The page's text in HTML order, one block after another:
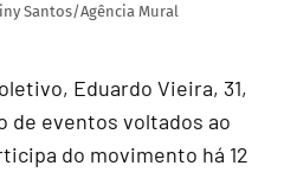
Santos/Agência Mural
Eduardo Vieira, 31,
de eventos voltados ao
do movimento há 12